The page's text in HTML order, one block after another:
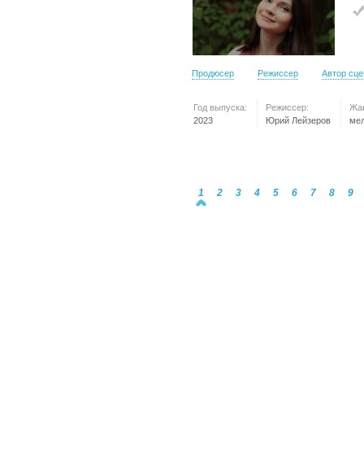
Продюсер Режиссер Автор
Год выпуска:
2023
Режиссер:
Юрий Лейзеров
1 2 3 4 5 6 7 8 9